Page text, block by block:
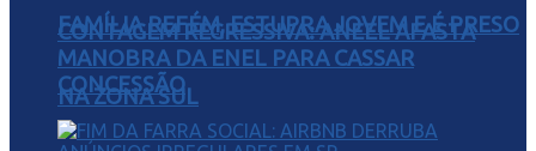
FAMÍLIA REFÉM, ESTUPRA JOVEM E É PRESO
NA ZONA SUL
CONTAGEM REGRESSIVA: ANEEL AFASTA
MANOBRA DA ENEL PARA CASSAR
CONCESSÃO